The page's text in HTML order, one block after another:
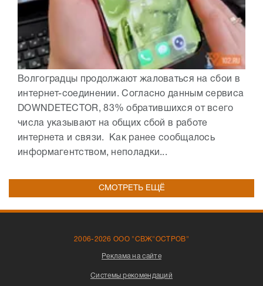
Волгоградцы продолжают жаловаться на сбои в
интернет-соединении. Согласно данным сервиса
DOWNDETECTOR, 83% обратившихся от всего
числа указывают на общих сбой в работе
интернета и связи. Как ранее сообщалось
информагентством, неполадки...
СМОТРЕТЬ ЕЩЁ
2006-2026 ООО "СВЖ"ОСТРОВ"
Реклама на сайте
Системы рекомендаций